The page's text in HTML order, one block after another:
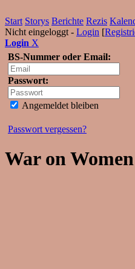
Start Storys Berichte Rezis
Nicht eingeloggt - Login [
Login X
BS-Nummer oder Email:
Passwort:
Angemeldet bleiben
Passwort vergessen?
War on